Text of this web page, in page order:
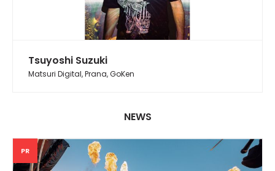
Tsuyoshi Suzuki
Matsuri Digital, Prana, GoKen
NEWS
PR